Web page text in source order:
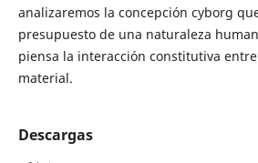
analizaremos la concepción cyborg
presupuesto de una naturaleza
piensa la interacción constitutiva
material.
Descargas